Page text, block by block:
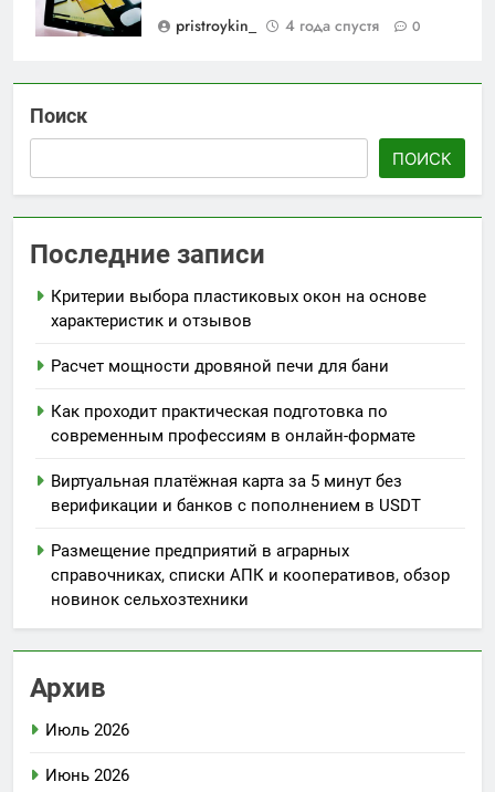
pristroykin_
4 года спустя 0
Поиск
ПОИСК
Последние записи
Критерии выбора пластиковых окон на основе
характеристик и отзывов
Расчет мощности дровяной печи для бани
Как проходит практическая подготовка по
современным профессиям в онлайн-формате
Виртуальная платёжная карта за 5 минут без
верификации и банков с пополнением в USDT
Размещение предприятий в аграрных
справочниках, списки АПК и кооперативов, обзор
новинок сельхозтехники
Архив
Июль 2026
Июнь 2026